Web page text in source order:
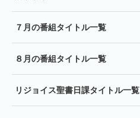
７月の番組タイトル一覧
８月の番組タイトル一覧
リジョイス聖書日課タイトル一覧